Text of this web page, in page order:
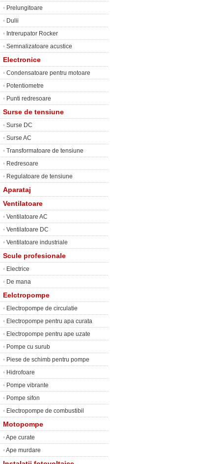
• Prelungitoare
• Dulii
• Intrerupator Rocker
• Semnalizatoare acustice
Electronice
• Condensatoare pentru motoare
• Potentiometre
• Punti redresoare
Surse de tensiune
• Surse DC
• Surse AC
• Transformatoare de tensiune
• Redresoare
• Regulatoare de tensiune
Aparataj
Ventilatoare
• Ventilatoare AC
• Ventilatoare DC
• Ventilatoare industriale
Scule profesionale
• Electrice
• De mana
Eelctropompe
• Electropompe de circulatie
• Electropompe pentru apa curata
• Electropompe pentru ape uzate
• Pompe cu surub
• Piese de schimb pentru pompe
• Hidrofoare
• Pompe vibrante
• Pompe sifon
• Electropompe de combustibil
Motopompe
•Ape curate
•Ape murdare